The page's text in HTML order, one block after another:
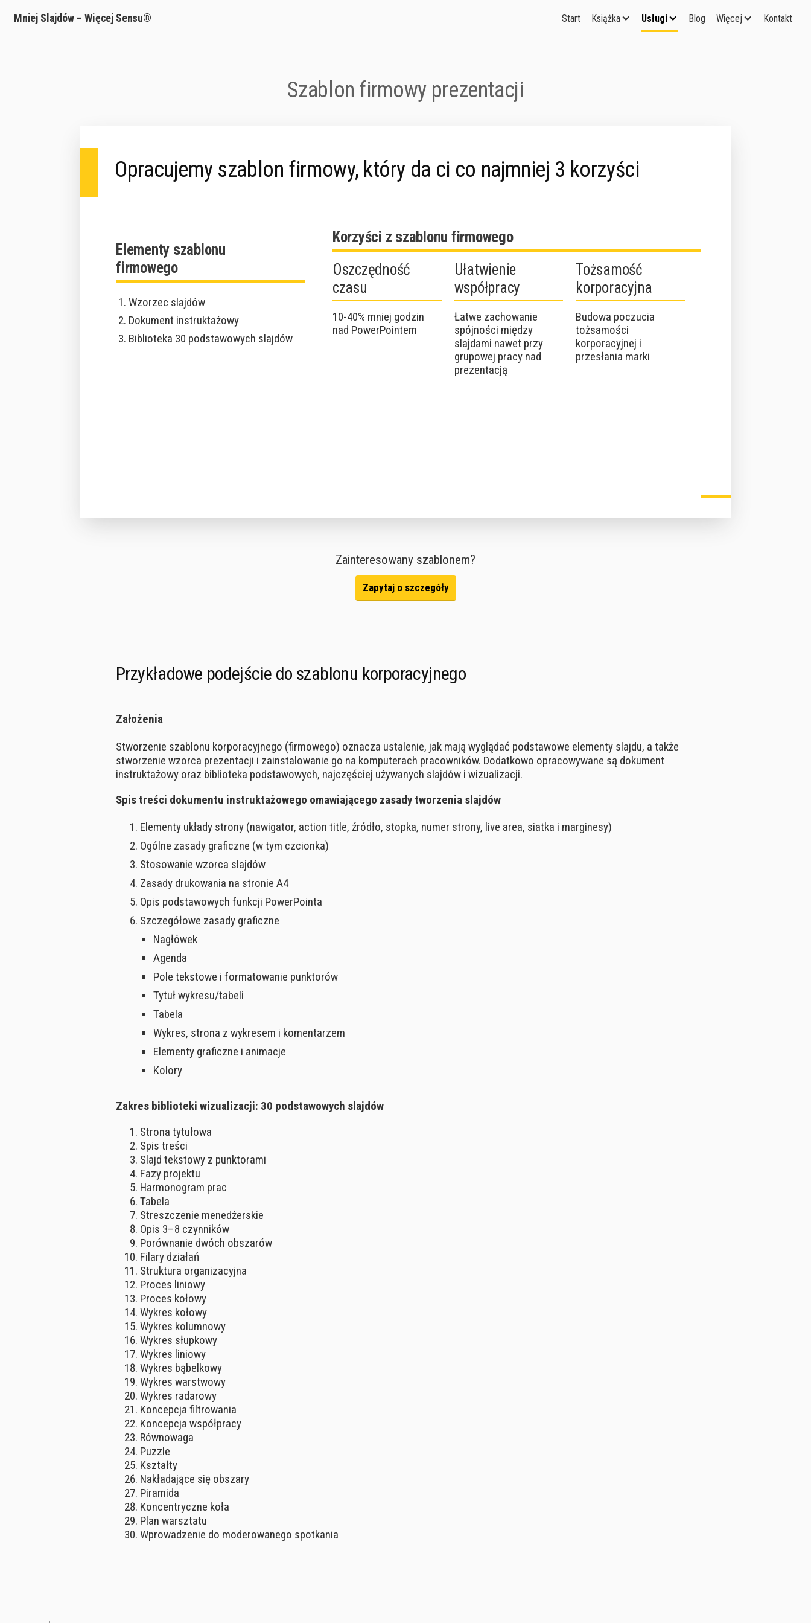
Mniej Slajdów – Więcej Sensu® Start Książka Usługi Blog Więcej Kontakt
Szablon firmowy prezentacji
Opracujemy szablon firmowy, który da ci co najmniej 3 korzyści
Elementy szablonu
firmowego
Wzorzec slajdów
Dokument instruktażowy
Biblioteka 30 podstawowych slajdów
Korzyści z szablonu firmowego
Oszczędność
czasu
10-40% mniej godzin
nad PowerPointem
Ułatwienie
współpracy
Łatwe zachowanie
spójności między
slajdami nawet przy
grupowej pracy nad
prezentacją
Tożsamość
korporacyjna
Budowa poczucia
tożsamości
korporacyjnej i
przesłania marki
Zainteresowany szablonem?
Zapytaj o szczegóły
Przykładowe podejście do szablonu korporacyjnego
Założenia
Stworzenie szablonu korporacyjnego (firmowego) oznacza ustalenie, jak mają wyglądać podstawowe elementy slajdu, a także
stworzenie wzorca prezentacji i zainstalowanie go na komputerach pracowników. Dodatkowo opracowywane są dokument
instruktażowy oraz biblioteka podstawowych, najczęściej używanych slajdów i wizualizacji.
Spis treści dokumentu instruktażowego omawiającego zasady tworzenia slajdów
Elementy układy strony (nawigator, action title, źródło, stopka, numer strony, live area, siatka i marginesy)
Ogólne zasady graficzne (w tym czcionka)
Stosowanie wzorca slajdów
Zasady drukowania na stronie A4
Opis podstawowych funkcji PowerPointa
Szczegółowe zasady graficzne
Nagłówek
Agenda
Pole tekstowe i formatowanie punktorów
Tytuł wykresu/tabeli
Tabela
Wykres, strona z wykresem i komentarzem
Elementy graficzne i animacje
Kolory
Zakres biblioteki wizualizacji: 30 podstawowych slajdów
Strona tytułowa
Spis treści
Slajd tekstowy z punktorami
Fazy projektu
Harmonogram prac
Tabela
Streszczenie menedżerskie
Opis 3–8 czynników
Porównanie dwóch obszarów
Filary działań
Struktura organizacyjna
Proces liniowy
Proces kołowy
Wykres kołowy
Wykres kolumnowy
Wykres słupkowy
Wykres liniowy
Wykres bąbelkowy
Wykres warstwowy
Wykres radarowy
Koncepcja filtrowania
Koncepcja współpracy
Równowaga
Puzzle
Kształty
Nakładające się obszary
Piramida
Koncentryczne koła
Plan warsztatu
Wprowadzenie do moderowanego spotkania